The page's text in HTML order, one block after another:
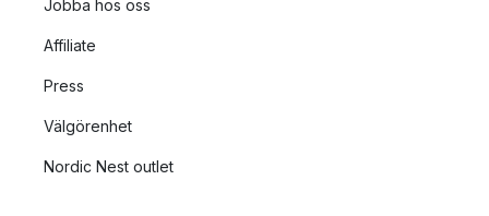
Jobba hos oss
Affiliate
Press
Välgörenhet
Nordic Nest outlet